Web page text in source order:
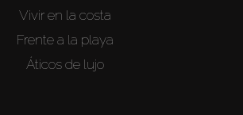
Vivir en la costa
Frente a la playa
Áticos de lujo